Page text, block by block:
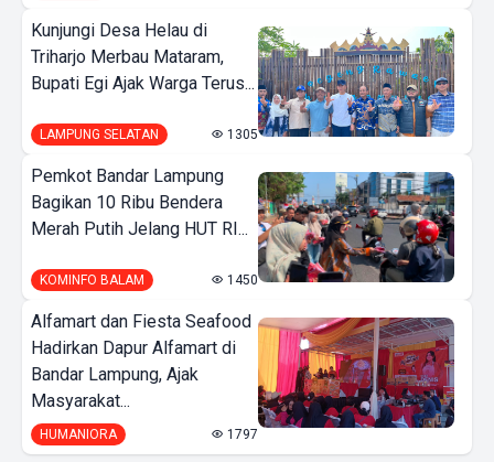
Kunjungi Desa Helau di
Triharjo Merbau Mataram,
Bupati Egi Ajak Warga Terus...
LAMPUNG SELATAN 1305
Pemkot Bandar Lampung
Bagikan 10 Ribu Bendera
Merah Putih Jelang HUT RI...
KOMINFO BALAM 1450
Alfamart dan Fiesta Seafood
Hadirkan Dapur Alfamart di
Bandar Lampung, Ajak
Masyarakat...
HUMANIORA 1797